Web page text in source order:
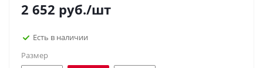
2 652 руб./шт
Есть в наличии
Размер